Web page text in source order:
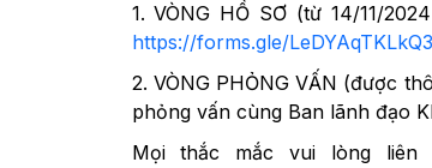
1. VÒNG HỒ SƠ (từ 14/11/
https://forms.gle/
2. VÒNG PHỎNG VẤN (được
phỏng vấn cùng Ban lãnh đạo
Mọi thắc mắc vui lòng liên